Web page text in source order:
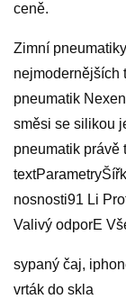
ceně.
Zimní
nejmodernějších
pneumatik
směsi se silikou
pneumatik
nosnosti91 Li
Valivý odporE
sypaný čaj,
vrták do skla